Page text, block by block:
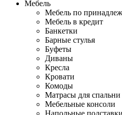
Мебель
Мебель по
Мебель в кредит
Банкетки
Барные стулья
Буфеты
Диваны
Кресла
Кровати
Комоды
Матрасы для спальни
Мебельные консоли
Напольные подставки